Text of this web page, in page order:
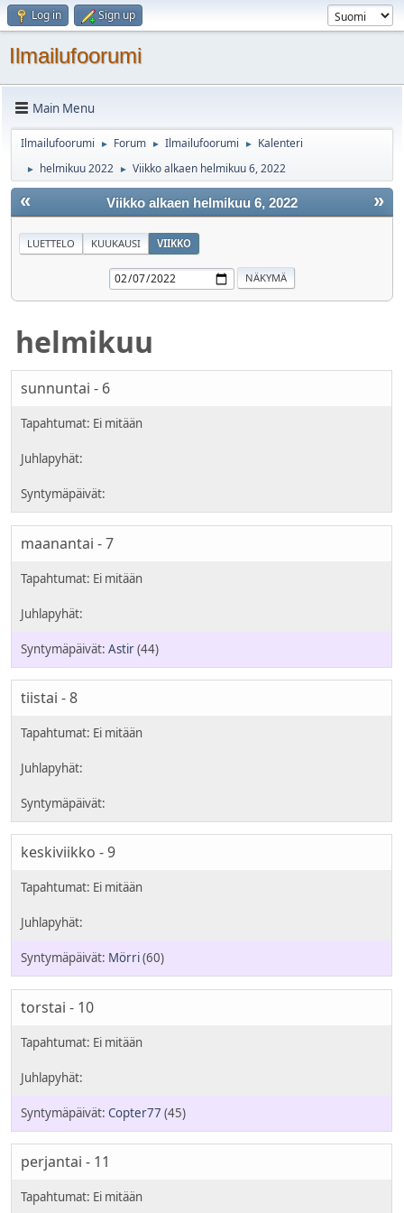
Log in Sign up
Ilmailufoorumi
Main Menu
Ilmailufoorumi ► Forum ► Ilmailufoorumi ► Kalenteri
► helmikuu 2022 ► Viikko alkaen helmikuu 6, 2022
« »
Viikko alkaen helmikuu 6, 2022
LUETTELO KUUKAUSI VIIKKO
helmikuu
sunnuntai - 6
maanantai - 7
Astir(44)
tiistai - 8
keskiviikko - 9
Mörri(60)
torstai - 10
Copter77 (45)
perjantai - 11